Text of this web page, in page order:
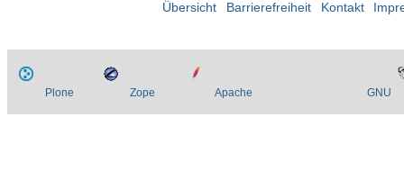
Übersicht Barrierefreiheit Kontakt
Plone Zope Apache GNU